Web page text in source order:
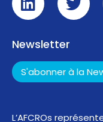
Newsletter
S'abonner à la
L’AFCROs